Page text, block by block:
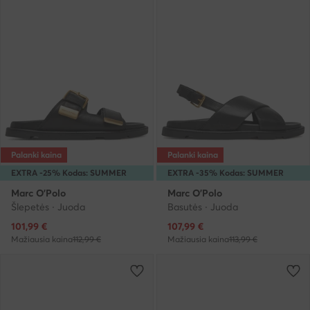
EXTRA -25% Kodas: SUMMER
Palanki kaina
Marc O'Polo
Šlepetės · Juoda
Dabartinė kaina
101,99 €
Mažiausia kaina112,99 €
EXTRA -35% Kodas: SUMMER
Palanki kaina
Marc O'Polo
Basutės · Juoda
Dabartinė kaina
107,99 €
Mažiausia kaina113,99 €